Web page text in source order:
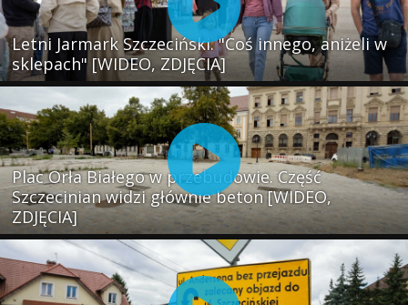
Letni Jarmark Szczeciński. "Coś innego, aniżeli w
sklepach" [WIDEO, ZDJĘCIA]
Plac Orła Białego w przebudowie. Część
Szczecinian widzi głównie beton [WIDEO,
ZDJĘCIA]